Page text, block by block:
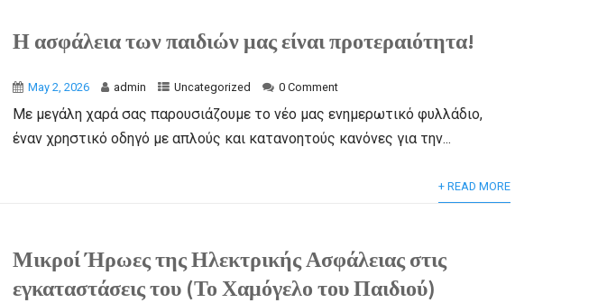
Η ασφάλεια των παιδιών μας είναι προτεραιότητα!
May 2, 2026 admin Uncategorized 0 Comment
Με μεγάλη χαρά σας παρουσιάζουμε το νέο μας ενημερωτικό φυλλάδιο,
έναν χρηστικό οδηγό με απλούς και κατανοητούς κανόνες για την...
+ READ MORE
Μικροί Ήρωες της Ηλεκτρικής Ασφάλειας στις
εγκαταστάσεις του (Το Χαμόγελο του Παιδιού)